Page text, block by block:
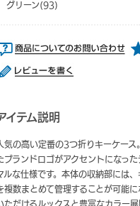
グリーン(93)
イテム説明
気の高い定番の3つ折りキーケー
ブランドロゴがアクセントになっ
ルな仕様です。本体の収納部には
複数まとめて管理することが可能
ただけるルックスと豊富なカラー